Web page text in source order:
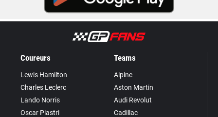
Coureurs
Lewis Hamilton
Charles Leclerc
Lando Norris
Oscar Piastri
Teams
Alpine
Aston Martin
Audi Revolut
Cadillac